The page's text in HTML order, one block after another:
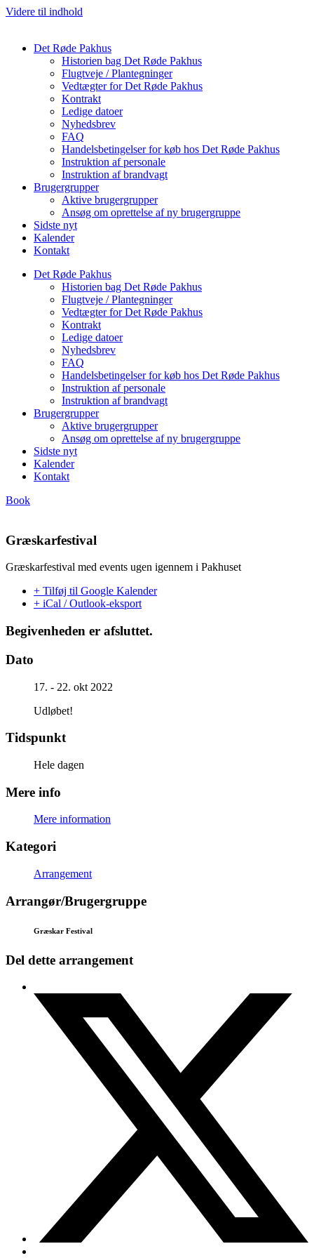
Videre til indhold
Det Røde Pakhus
Historien bag Det Røde Pakhus
Flugtveje / Plantegninger
Vedtægter for Det Røde Pakhus
Kontrakt
Ledige datoer
Nyhedsbrev
FAQ
Handelsbetingelser for køb hos Det Røde Pakhus
Instruktion af personale
Instruktion af brandvagt
Brugergrupper
Aktive brugergrupper
Ansøg om oprettelse af ny brugergruppe
Sidste nyt
Kalender
Kontakt
Det Røde Pakhus
Historien bag Det Røde Pakhus
Flugtveje / Plantegninger
Vedtægter for Det Røde Pakhus
Kontrakt
Ledige datoer
Nyhedsbrev
FAQ
Handelsbetingelser for køb hos Det Røde Pakhus
Instruktion af personale
Instruktion af brandvagt
Brugergrupper
Aktive brugergrupper
Ansøg om oprettelse af ny brugergruppe
Sidste nyt
Kalender
Kontakt
Book
Græskarfestival
Græskarfestival med events ugen igennem i Pakhuset
+ Tilføj til Google Kalender
+ iCal / Outlook-eksport
Begivenheden er afsluttet.
Dato
17. - 22. okt 2022
Udløbet!
Tidspunkt
Hele dagen
Mere info
Mere information
Kategori
Arrangement
Arrangør/Brugergruppe
Græskar Festival
Del dette arrangement